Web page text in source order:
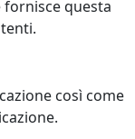
questa
così come